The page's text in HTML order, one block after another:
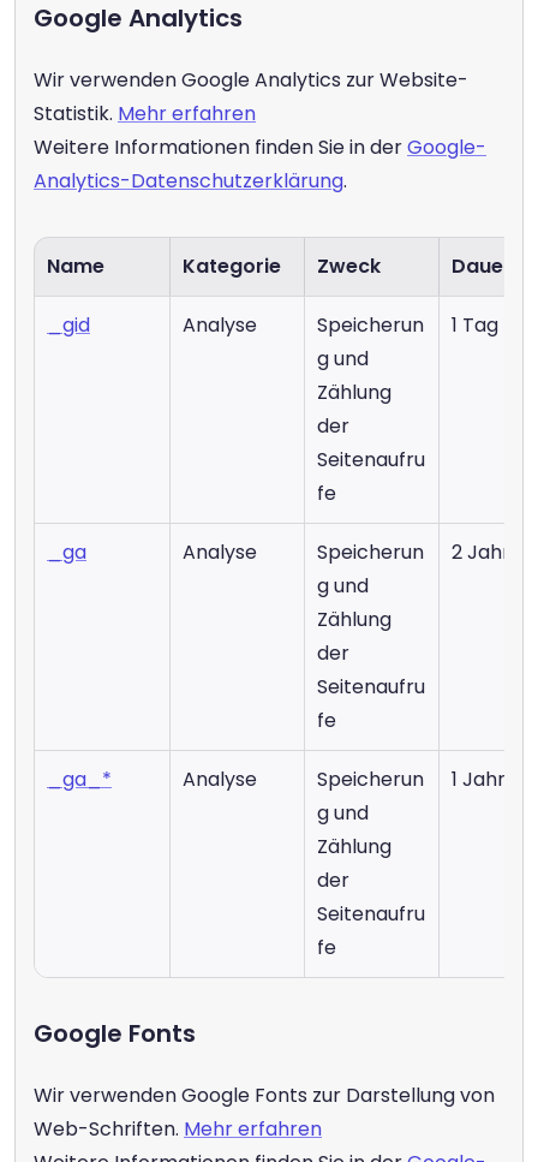
Google Analytics
Wir verwenden Google Analytics zur Website-
Statistik. Mehr erfahren
Weitere Informationen finden Sie in der Google-
Analytics-Datenschutzerklärung.
Name Kategorie Zweck Dauer
_gid Analyse
Speicherun
g und
Zählung
der
Seitenaufru
fe
1 Tag
_ga Analyse
Speicherun
g und
Zählung
der
Seitenaufru
fe
2 Jahre
_ga_* Analyse
Speicherun
g und
Zählung
der
Seitenaufru
fe
1 Jahr
Google Fonts
Wir verwenden Google Fonts zur Darstellung von
Web-Schriften. Mehr erfahren